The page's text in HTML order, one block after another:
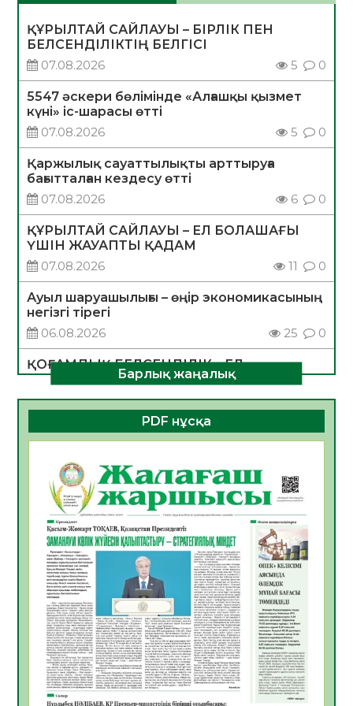
ҚҰРЫЛТАЙ САЙЛАУЫ – БІРЛІК ПЕН
БЕЛСЕНДІЛІКТІҢ БЕЛГІСІ
07.08.2026
5 0
5547 әскери бөлімінде «Алғашқы қызмет
күні» іс-шарасы өтті
07.08.2026
5 0
Қаржылық сауаттылықты арттыруға
бағытталған кездесу өтті
07.08.2026
6 0
ҚҰРЫЛТАЙ САЙЛАУЫ – ЕЛ БОЛАШАҒЫ
ҮШІН ЖАУАПТЫ ҚАДАМ
07.08.2026
11 0
Ауыл шаруашылығы – өңір экономикасының
негізгі тірегі
06.08.2026
25 0
ҚОҒАМДЫҚ БЕЛСЕНДІЛІК – ЕЛ
ДАМУЫНЫҢ НЕГІЗІ
06.08.2026
23 0
ҚҰРЫЛТАЙ САЙЛАУЫ – БОЛАШАҚҚА
БАСТАР ЖАУАПТЫ ТАҢДАУ
06.08.2026
Инфекциялық ауруларға қарсы иммундау
жұмыстарының тиімділігі
06.08.2026
27
Көкжөтел ауруы туралы
06.08.2026
24
АПВ вакцинасы туралы мәлімет
06.08.2026
25
Open Air: Қызылорда облысы полиция
департаменті 20 мыңнан астам
көрерменнің қауіпсіздігін қамтамасыз етті
Барлық жаңалық
PDF нұсқа